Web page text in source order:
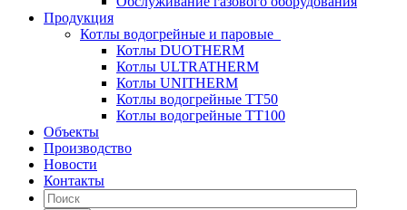
Продукция
Котлы водогрейные и паровые
Котлы DUOTHERM
Котлы ULTRATHERM
Котлы UNITHERM
Котлы водогрейные ТТ50
Котлы водогрейные ТТ100
Объекты
Производство
Новости
Контакты